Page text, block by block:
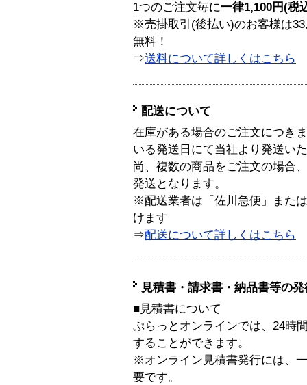
1つのご注文毎に一律1,100円(税
※売掛取引(後払い)のお客様は
無料！
⇒送料について詳しくはこちら
配送について
在庫がある場合のご注文につき
いる発送日にて当社より発送い
尚、複数の商品をご注文の場合
発送となります。
※配送業者は「佐川急便」また
けます
⇒配送について詳しくはこちら
見積書・請求書・納品書等の
■見積書について
ぷらっとオンラインでは、24時
することができます。
※オンライン見積書発行には、
要です。